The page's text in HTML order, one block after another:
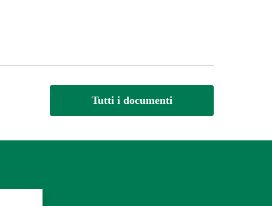
Tutti i documenti